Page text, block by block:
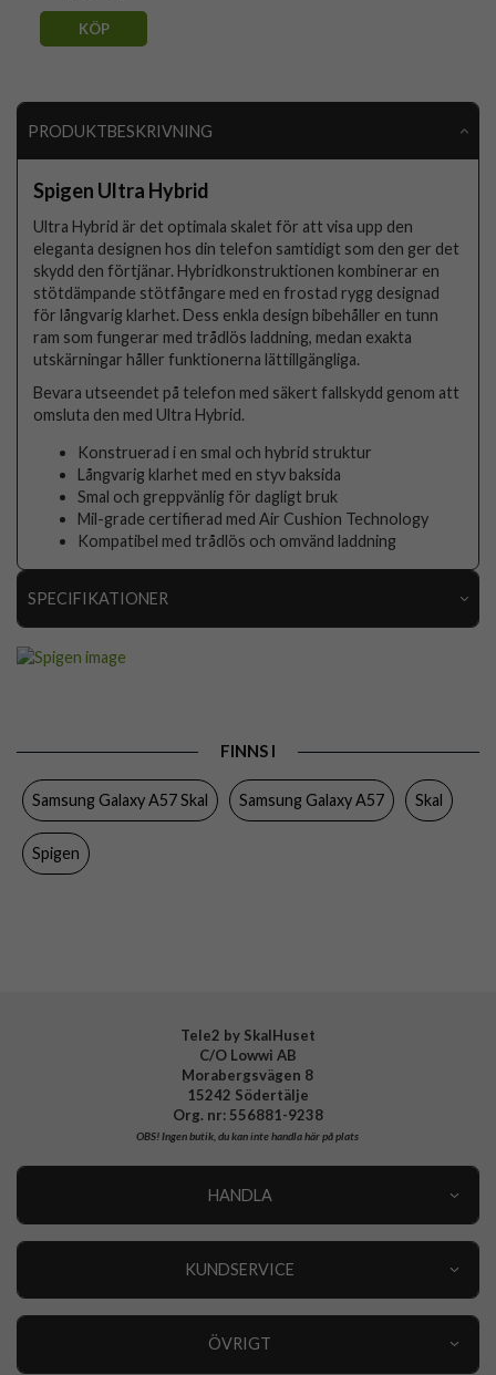
KÖP
PRODUKTBESKRIVNING
Spigen Ultra Hybrid
Ultra Hybrid är det optimala skalet för att visa upp den
eleganta designen hos din telefon samtidigt som den ger det
skydd den förtjänar. Hybridkonstruktionen kombinerar en
stötdämpande stötfångare med en frostad rygg designad
för långvarig klarhet. Dess enkla design bibehåller en tunn
ram som fungerar med trådlös laddning, medan exakta
utskärningar håller funktionerna lättillgängliga.
Bevara utseendet på telefon med säkert fallskydd genom att
omsluta den med Ultra Hybrid.
Konstruerad i en smal och hybrid struktur
Långvarig klarhet med en styv baksida
Smal och greppvänlig för dagligt bruk
Mil-grade certifierad med Air Cushion Technology
Kompatibel med trådlös och omvänd laddning
SPECIFIKATIONER
Färg Genomskinlig, Grå
Material
Varumärke
FINNS I
Samsung Galaxy A57 Skal Samsung Galaxy A57 Skal
Spigen
Tele2 by SkalHuset
C/O Lowwi AB
Morabergsvägen 8
15242 Södertälje
Org. nr: 556881-9238
OBS!Ingen butik, du kan inte handla här på plats
HANDLA
KUNDSERVICE
ÖVRIGT